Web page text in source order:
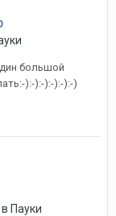
большой
):-):-):-):-):-)
Пауки